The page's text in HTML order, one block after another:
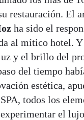
restauración. El
ha sido el
al mítico hotel. Y
y el brillo del
del tiempo
estética,
todos los
el